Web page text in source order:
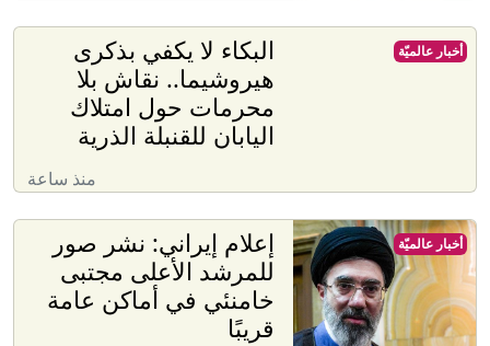
البكاء لا يكفي بذكرى
هيروشيما.. نقاش بلا
محرمات حول امتلاك
اليابان للقنبلة الذرية
منذ ساعة
أخبار عالميّة
إعلام إيراني: نشر صور
للمرشد الأعلى مجتبى
خامنئي في أماكن عامة
قريبًا
أخبار عالميّة